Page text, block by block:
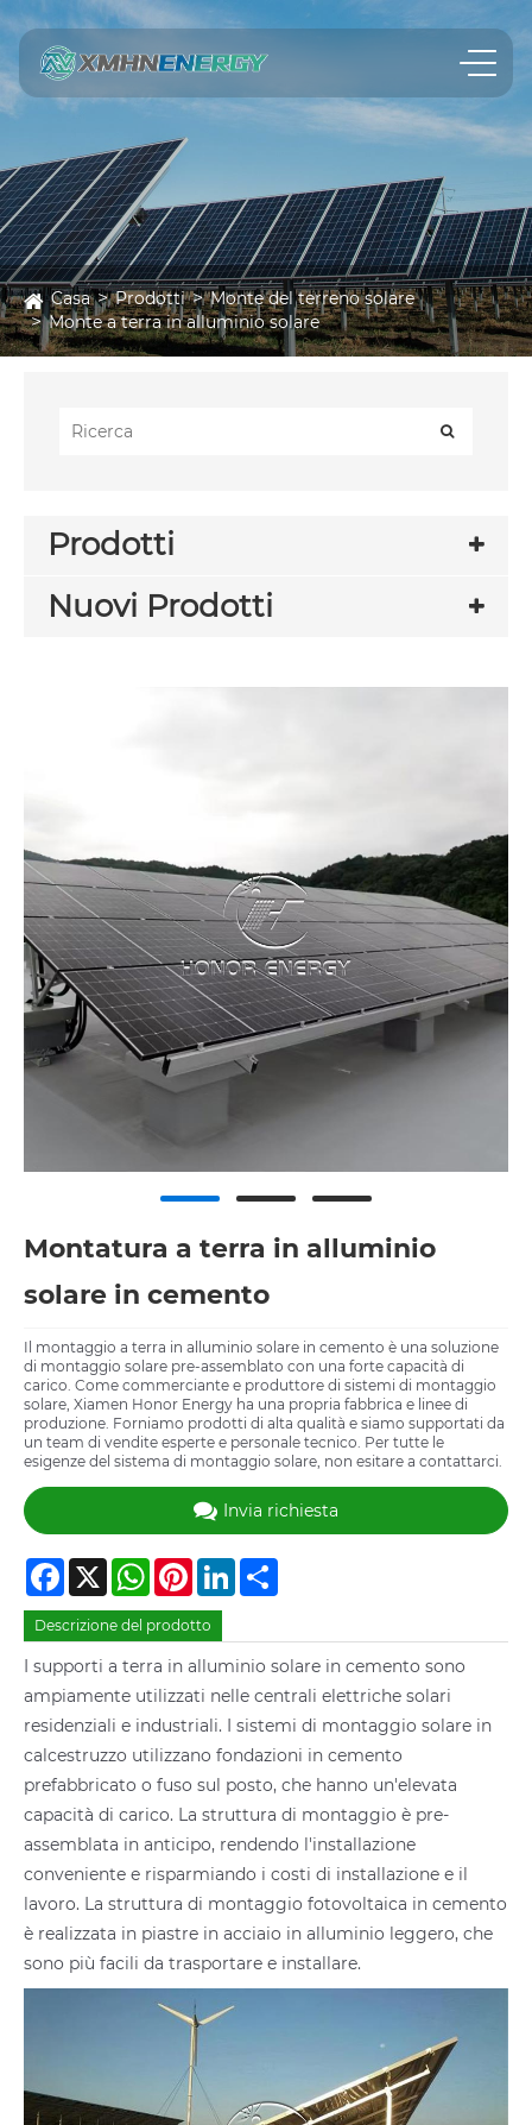
Casa Prodotti
Monte del terreno solare
Monte a terra in alluminio solare
Prodotti
Nuovi Prodotti
Montatura a terra in alluminio
solare in cemento
Il montaggio a terra in alluminio solare in cemento è una soluzione
di montaggio solare pre-assemblato con una forte capacità di
carico. Come commerciante e produttore di sistemi di montaggio
solare, Xiamen Honor Energy ha una propria fabbrica e linee di
produzione. Forniamo prodotti di alta qualità e siamo supportati da
un team di vendite esperte e personale tecnico. Per tutte le
esigenze del sistema di montaggio solare, non esitare a contattarci.
Invia richiesta
Facebook
X WhatsAppPinterestLinkedIn
Descrizione del prodotto
I supporti a terra in alluminio solare in cemento sono
ampiamente utilizzati nelle centrali elettriche solari
residenziali e industriali. I sistemi di montaggio solare in
calcestruzzo utilizzano fondazioni in cemento
prefabbricato o fuso sul posto, che hanno un'elevata
capacità di carico. La struttura di montaggio è pre-
assemblata in anticipo, rendendo l'installazione
conveniente e risparmiando i costi di installazione e il
lavoro. La struttura di montaggio fotovoltaica in cemento
è realizzata in piastre in acciaio in alluminio leggero, che
sono più facili da trasportare e installare.